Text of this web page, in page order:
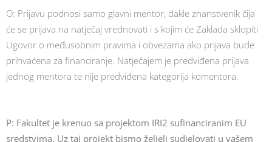
O: Prijavu podnosi samo glavni mentor, dakle znanstvenik čija
će se prijava na natječaj vrednovati i s kojim će Zaklada sklopiti
Ugovor o međusobnim pravima i obvezama ako prijava bude
prihvaćena za financiranje. Natječajem je predviđena prijava
jednog mentora te nije predviđena kategorija komentora.
P: Fakultet je krenuo sa projektom IRI2 sufinanciranim EU
sredstvima. Uz taj projekt bismo željeli sudjelovati u vašem